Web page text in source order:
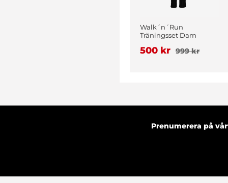
Walk´n´Run
Träningsset Dam
500 kr 999 kr
Prenumerera på